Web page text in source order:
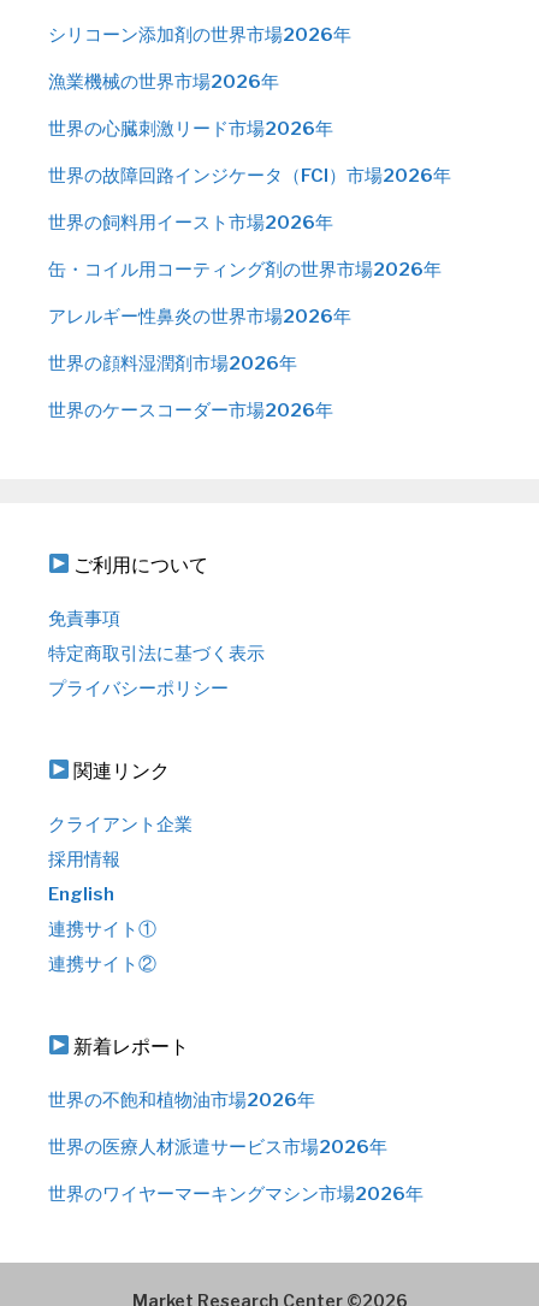
シリコーン添加剤の世界市場2026年
漁業機械の世界市場2026年
世界の心臓刺激リード市場2026年
世界の故障回路インジケータ（FCI）市場2026年
世界の飼料用イースト市場2026年
缶・コイル用コーティング剤の世界市場2026年
アレルギー性鼻炎の世界市場2026年
世界の顔料湿潤剤市場2026年
世界のケースコーダー市場2026年
ご利用について
免責事項
特定商取引法に基づく表示
プライバシーポリシー
関連リンク
クライアント企業
採用情報
English
連携サイト①
連携サイト②
新着レポート
世界の不飽和植物油市場2026年
世界の医療人材派遣サービス市場2026年
世界のワイヤーマーキングマシン市場2026年
Market Research Center ©2026